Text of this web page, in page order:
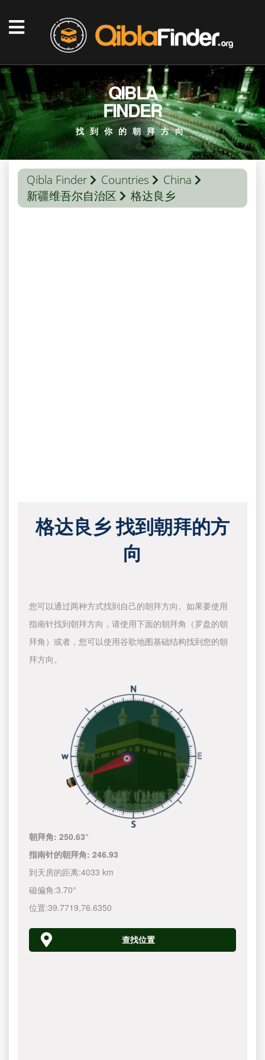
QIBLA
FINDER
找到你的朝拜方向
Qibla Finder Countries
China
新疆维吾尔自治区
格达良乡
格达良乡 找到朝拜的方
向
您可以通过两种方式找到自己的朝拜方向。如果要使用
指南针找到朝拜方向，请使用下面的朝拜角（罗盘的朝
拜角）或者，您可以使用谷歌地图基础结构找到您的朝
拜方向。
朝拜角:250.63°
指南针的朝拜角:246.93
到天房的距离:4033 km
磁偏角:3.70°
位置:39.7719,76.6350
查找位置